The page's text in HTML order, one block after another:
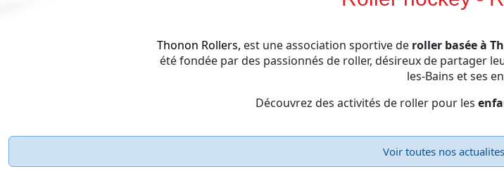
Thonon Rollers, est une association sportive de roller basée à
été fondée par des passionnés de roller, désireux de partager
les-Bains et ses
Découvrez des activités de roller pour les
Voir toutes nos